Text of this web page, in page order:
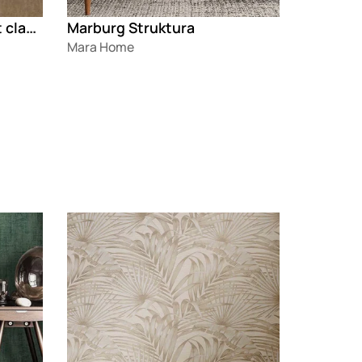
Christiana Masi the best classic Marburg Struktura
Mara Home
Loading